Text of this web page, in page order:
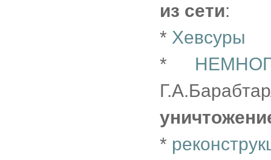
из сети:
* Хевсуры
*
*